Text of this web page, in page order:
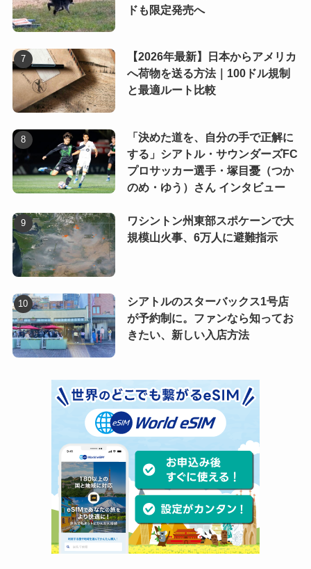
ドも限定発売へ
【2026年最新】日本からアメリカ
へ荷物を送る方法｜100ドル規制
と最適ルート比較
「決めた道を、自分の手で正解に
する」シアトル・サウンダーズFC
プロサッカー選手・塚目憂（つか
のめ・ゆう）さん インタビュー
ワシントン州東部スポケーンで大
規模山火事、6万人に避難指示
シアトルのスターバックス1号店
が予約制に。ファンなら知ってお
きたい、新しい入店方法